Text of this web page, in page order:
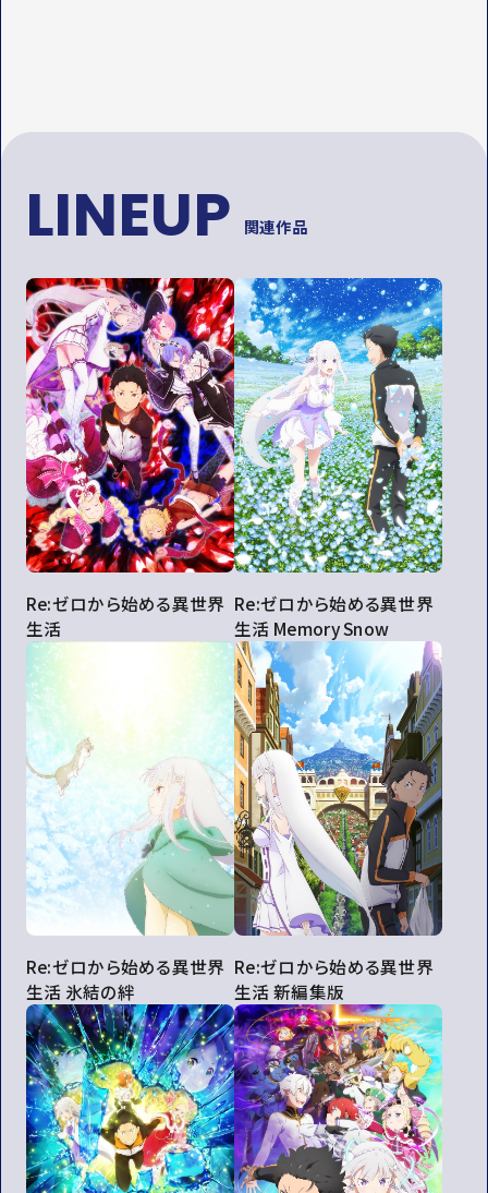
LINEUP 関連作品
Re:ゼロから始める異世界
生活
Re:ゼロから始める異世界
生活 Memory Snow
Re:ゼロから始める異世界
生活 氷結の絆
Re:ゼロから始める異世界
生活 新編集版